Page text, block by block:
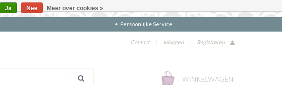
Persoonlijke Service
Contact | Inloggen | Registreren
WINKELWAGEN
Ja Nee Meer over cookies »